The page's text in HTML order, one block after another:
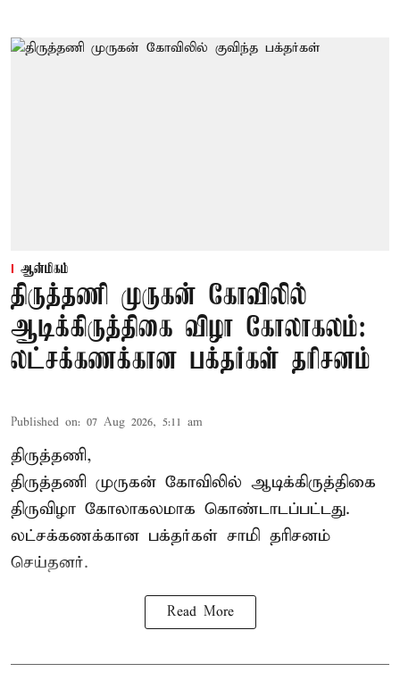
ஆன்மிகம்
திருத்தணி முருகன் கோவிலில்
ஆடிக்கிருத்திகை விழா கோலாகலம்:
லட்சக்கணக்கான பக்தர்கள் தரிசனம்
Published on: 07 Aug 2026, 5:11 am
திருத்தணி,
திருத்தணி முருகன் கோவிலில் ஆடிக்கிருத்திகை
திருவிழா கோலாகலமாக கொண்டாடப்பட்டது.
லட்சக்கணக்கான பக்தர்கள் சாமி தரிசனம்
செய்தனர்.
Read More